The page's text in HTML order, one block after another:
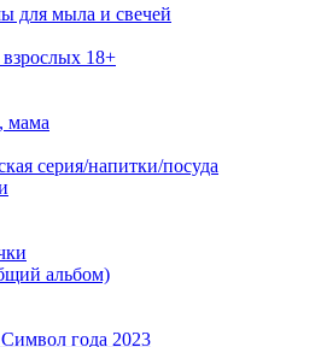
для мыла и свечей
18+
мама
серия/напитки/посуда
альбом)
года 2023